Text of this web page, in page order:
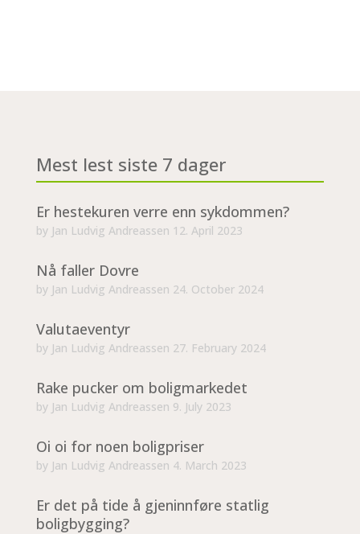
Mest lest siste 7 dager
Er hestekuren verre enn sykdommen?
by Jan Ludvig Andreassen 12. April 2023
Nå faller Dovre
by Jan Ludvig Andreassen 24. October 2024
Valutaeventyr
by Jan Ludvig Andreassen 27. February 2024
Rake pucker om boligmarkedet
by Jan Ludvig Andreassen 9. July 2023
Oi oi for noen boligpriser
by Jan Ludvig Andreassen 4. March 2023
Er det på tide å gjeninnføre statlig
boligbygging?